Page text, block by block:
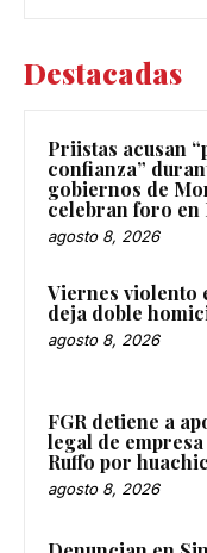
Destacadas
Priistas acusan
confianza”
gobiernos de
celebran foro en
agosto 8, 2026
Viernes violento
deja doble
agosto 8, 2026
FGR detiene a
legal de
Ruffo por
agosto 8, 2026